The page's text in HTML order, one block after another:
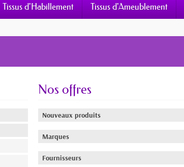
Tissus d'Habillement Tissus d'Ameublement
Nos offres
Nouveaux produits
Marques
Fournisseurs